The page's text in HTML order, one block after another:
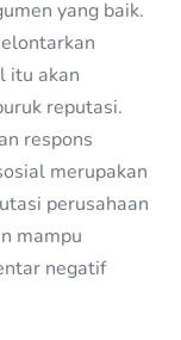
yang baik.
itu akan
reputasi.
respons
merupakan
perusahaan
mampu
negatif